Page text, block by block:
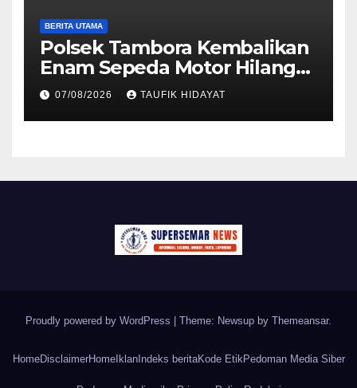
BERITA UTAMA
Polsek Tambora Kembalikan
Enam Sepeda Motor Hilang
kepada Pemilik, Wujud Nyata
Pelayanan Presisi Polri
07/08/2026 TAUFIK HIDAYAT
Proudly powered by WordPress Theme: Newsup by Themeansar.
HomeDisclaimerHomeIklanIndeks beritaKode EtikPedoman Media Siber